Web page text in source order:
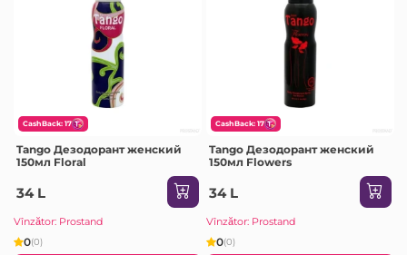
CashBack: 17
Tango Дезодорант женский
150мл Floral
34 L
Vînzător: Prostand
0(0)
CashBack: 17
Tango Дезодорант женский
150мл Flowers
34 L
Vînzător: Prostand
0(0)